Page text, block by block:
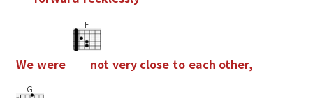
We were
F
not very close to each other,
G